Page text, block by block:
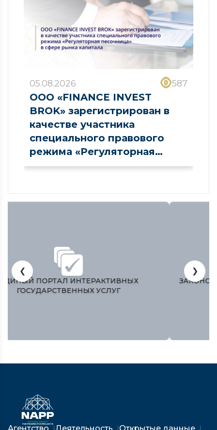
05.08.2026 587
ООО «FINANCE INVEST
BROK» зарегистрирован в
качестве участника
специального правового
режима «Регуляторная
песочница» в сфере рынка
ЗАКОНОДАТЕЛЬНАЯ ПАЛАТА ОЛИЙ МАЖЛИСА
РЕСПУБЛИКИ УЗБЕКИСТАН
❮ ❯